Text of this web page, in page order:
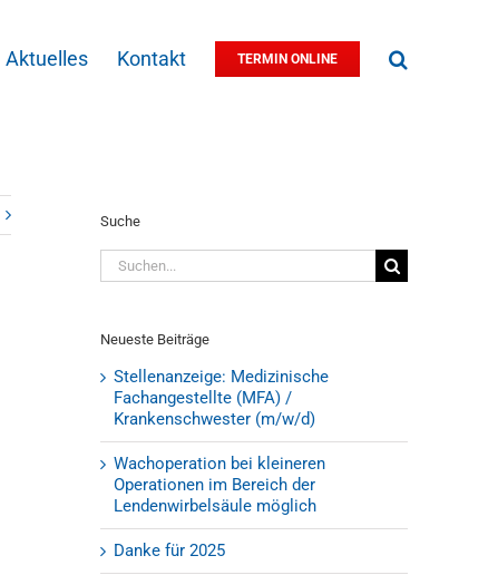
Aktuelles Kontakt TERMIN ONLINE
Suche
Suche
nach:
Neueste Beiträge
Stellenanzeige: Medizinische
Fachangestellte (MFA) /
Krankenschwester (m/w/d)
Wachoperation bei kleineren
Operationen im Bereich der
Lendenwirbelsäule möglich
Danke für 2025